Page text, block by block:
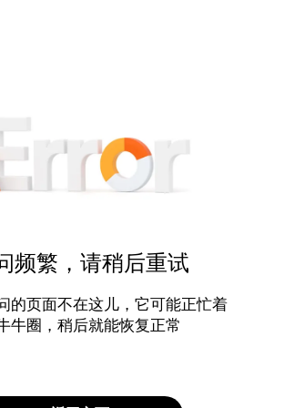
频繁，请稍后重试
的页面不在这儿，它可能正忙着
牛圈，稍后就能恢复正常